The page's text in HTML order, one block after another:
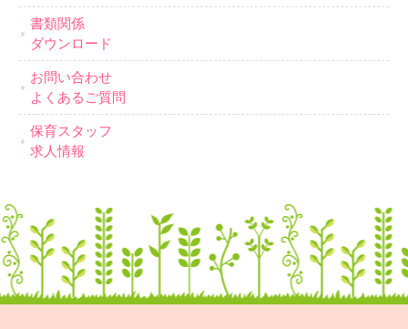
書類関係
ダウンロード
お問い合わせ
よくあるご質問
保育スタッフ
求人情報